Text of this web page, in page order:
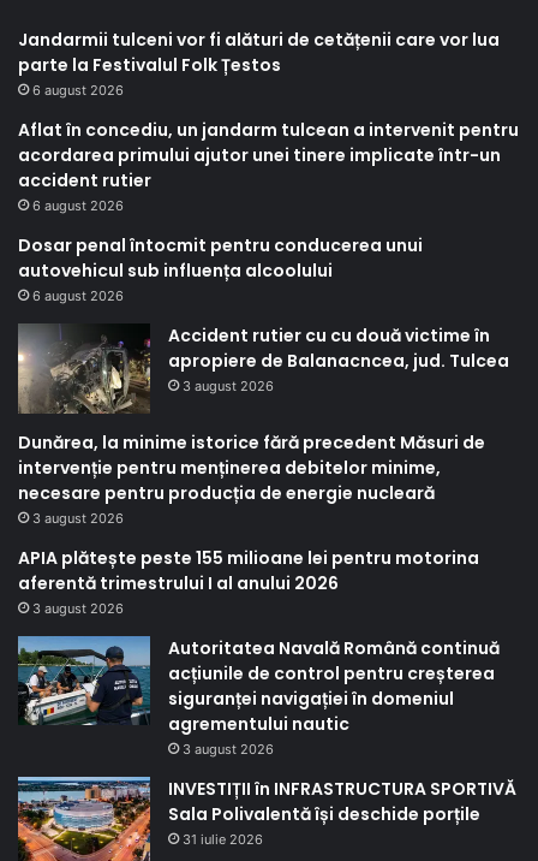
Jandarmii tulceni vor fi alături de cetățenii care vor lua
parte la Festivalul Folk Țestos
6 august 2026
Aflat în concediu, un jandarm tulcean a intervenit pentru
acordarea primului ajutor unei tinere implicate într-un
accident rutier
6 august 2026
Dosar penal întocmit pentru conducerea unui
autovehicul sub influența alcoolului
6 august 2026
Accident rutier cu cu două victime în
apropiere de Balanacncea, jud. Tulcea
3 august 2026
Dunărea, la minime istorice fără precedent Măsuri de
intervenție pentru menținerea debitelor minime,
necesare pentru producția de energie nucleară
3 august 2026
APIA plătește peste 155 milioane lei pentru motorina
aferentă trimestrului I al anului 2026
3 august 2026
Autoritatea Navală Română continuă
acțiunile de control pentru creșterea
siguranței navigației în domeniul
agrementului nautic
3 august 2026
INVESTIȚII în INFRASTRUCTURA SPORTIVĂ
Sala Polivalentă își deschide porțile
31 iulie 2026